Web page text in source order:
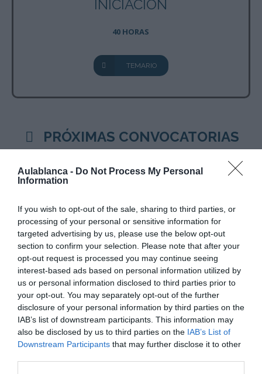
Aulablanca - Do Not Process My Personal
Information
If you wish to opt-out of the sale, sharing to third parties, or
processing of your personal or sensitive information for
targeted advertising by us, please use the below opt-out
section to confirm your selection. Please note that after your
opt-out request is processed you may continue seeing
interest-based ads based on personal information utilized by
us or personal information disclosed to third parties prior to
your opt-out. You may separately opt-out of the further
disclosure of your personal information by third parties on the
IAB’s list of downstream participants. This information may
also be disclosed by us to third parties on the IAB’s List of
Downstream Participants that may further disclose it to other
INICIACIÓN
40 HORAS
TEMARIO
PRÓXIMAS CONVOCATORIAS
HORARIO: FECHA DE INICIO:
En espera de conformación de grupo
mínimo.
FECHA DE FIN:
SE ABRIRÁ LA CONVOCATORIA CON
METODOLOGÍA PRESENCIAL,
ONLINE O MIXTO Y MODALIDAD
(REGULAR Ó INTENSIVA Ó CORTA)
QUE MÁS SOLICITUDES TENGA.
LOS HORARIOS SE
ACTUALIZAN
PERIÓDICAMENTE
EN FUNCIÓN DE
SOLICITUDES.